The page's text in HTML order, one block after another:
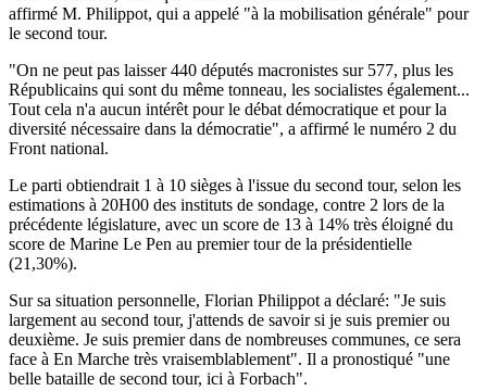
affirmé M. Philippot, qui a appelé "à la mobilisation générale" pour
le second tour.
"On ne peut pas laisser 440 députés macronistes sur 577, plus les
Républicains qui sont du même tonneau, les socialistes également...
Tout cela n'a aucun intérêt pour le débat démocratique et pour la
diversité nécessaire dans la démocratie", a affirmé le numéro 2 du
Front national.
Le parti obtiendrait 1 à 10 sièges à l'issue du second tour, selon les
estimations à 20H00 des instituts de sondage, contre 2 lors de la
précédente législature, avec un score de 13 à 14% très éloigné du
score de Marine Le Pen au premier tour de la présidentielle
(21,30%).
Sur sa situation personnelle, Florian Philippot a déclaré: "Je suis
largement au second tour, j'attends de savoir si je suis premier ou
deuxième. Je suis premier dans de nombreuses communes, ce sera
face à En Marche très vraisemblablement". Il a pronostiqué "une
belle bataille de second tour, ici à Forbach".